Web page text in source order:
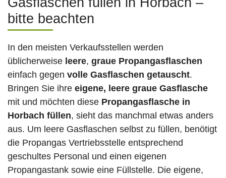
bitte beachten
In den meisten Verkaufsstellen werden
üblicherweise leere, graue Propangasflaschen
einfach gegen volle Gasflaschen getauscht.
Bringen Sie ihre eigene, leere graue Gasflasche
mit und möchten diese Propangasflasche in
Horbach füllen, sieht das manchmal etwas anders
aus. Um leere Gasflaschen selbst zu füllen, benötigt
die Propangas Vertriebsstelle entsprechend
geschultes Personal und einen eigenen
Propangastank sowie eine Füllstelle. Die eigene,